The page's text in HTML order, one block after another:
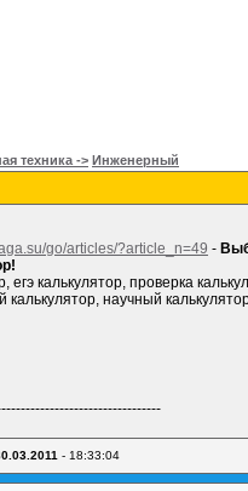
техника -> Инженерный
go/articles/?article_n=49 -
егэ калькулятор, проверка
научный
- 18:33:04